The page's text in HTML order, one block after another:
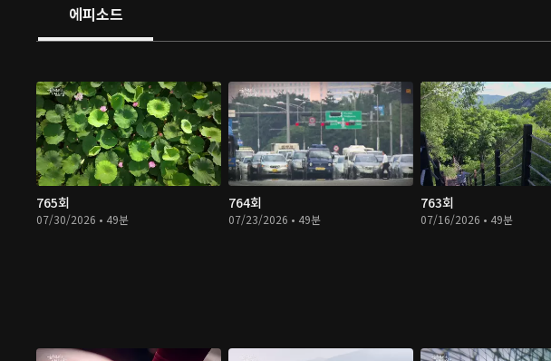
에피소드
765회
07/30/2026 • 49분
764회
07/23/2026 • 49분
763회
07/16/2026 • 49분